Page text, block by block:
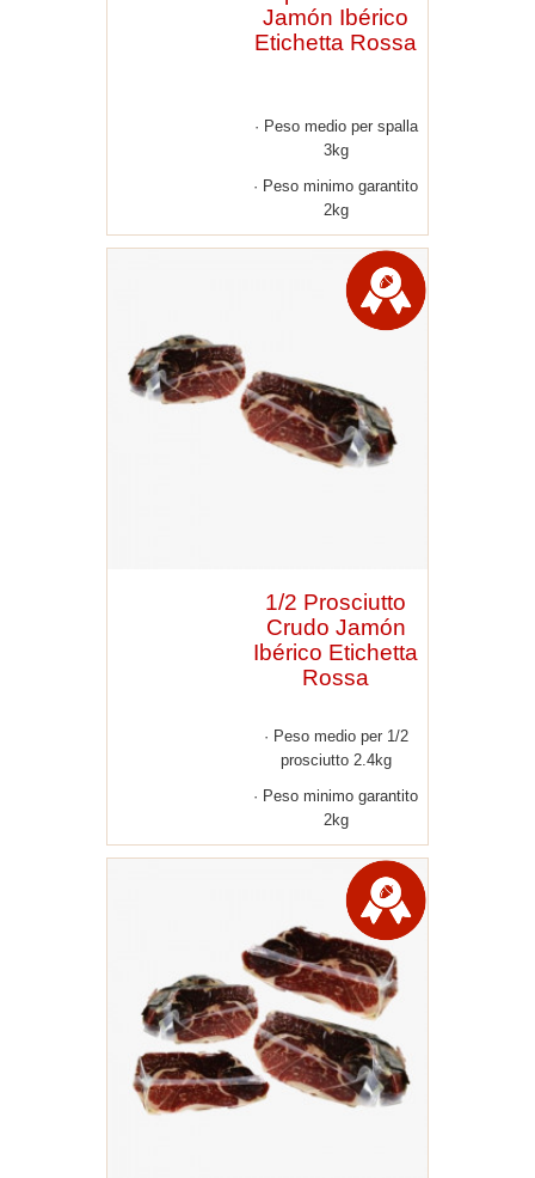
Jamón Ibérico
Etichetta Rossa
Peso medio per spalla
3kg
Peso minimo garantito
2kg
1/2 Prosciutto
Crudo Jamón
Ibérico Etichetta
Rossa
Peso medio per 1/2
prosciutto 2.4kg
Peso minimo garantito
2kg